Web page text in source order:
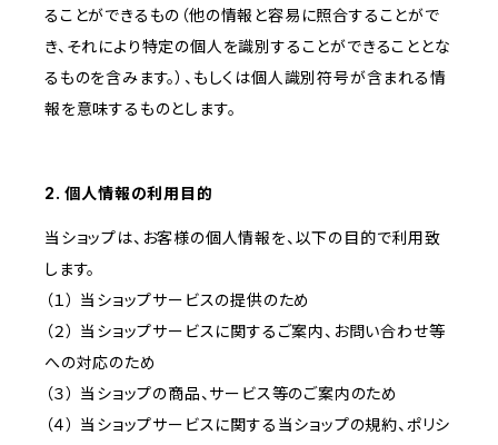
ることができるもの（他の情報と容易に照合することがで
き、それにより特定の個人を識別することができることとな
るものを含みます。）、もしくは個人識別符号が含まれる情
報を意味するものとします。
2. 個人情報の利用目的
当ショップは、お客様の個人情報を、以下の目的で利用致
します。
（１） 当ショップサービスの提供のため
（２） 当ショップサービスに関するご案内、お問い合わせ等
への対応のため
（３） 当ショップの商品、サービス等のご案内のため
（４） 当ショップサービスに関する当ショップの規約、ポリシ